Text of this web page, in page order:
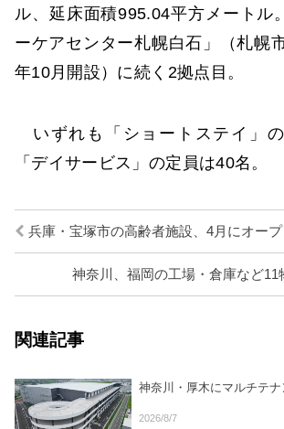
ル、延床面積995.04平方メートル
ーケアセンター札幌白石」（札幌
年10月開設）に続く2拠点目。
いずれも「ショートステイ」の
「デイサービス」の定員は40名。
兵庫・宝塚市の高齢者施設、4月にオープン／オ
神奈川、福岡の工場・倉庫など11
関連記事
神奈川・厚木にマルチテ
2026/8/7